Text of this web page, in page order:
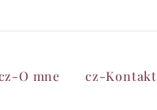
O mne cz-Kontakt